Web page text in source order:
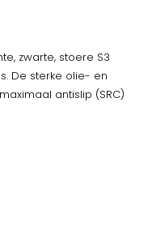
zwarte, stoere S3
De sterke olie- en
antislip (SRC)